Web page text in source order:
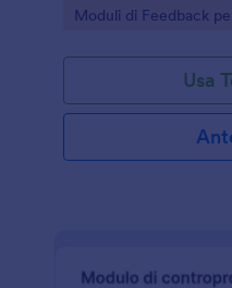
Go to Category:
Moduli di Feedback
Usa